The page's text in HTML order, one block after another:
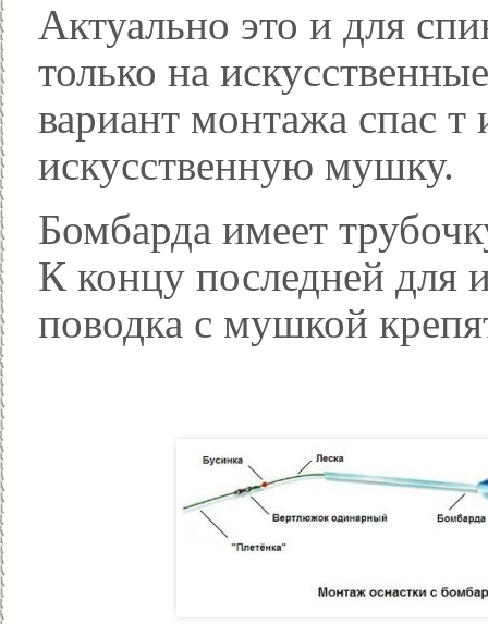
Актуально это и для
только на
вариант монтажа спас
искусственную мушку.
Бомбарда имеет
К концу последней для
поводка с мушкой